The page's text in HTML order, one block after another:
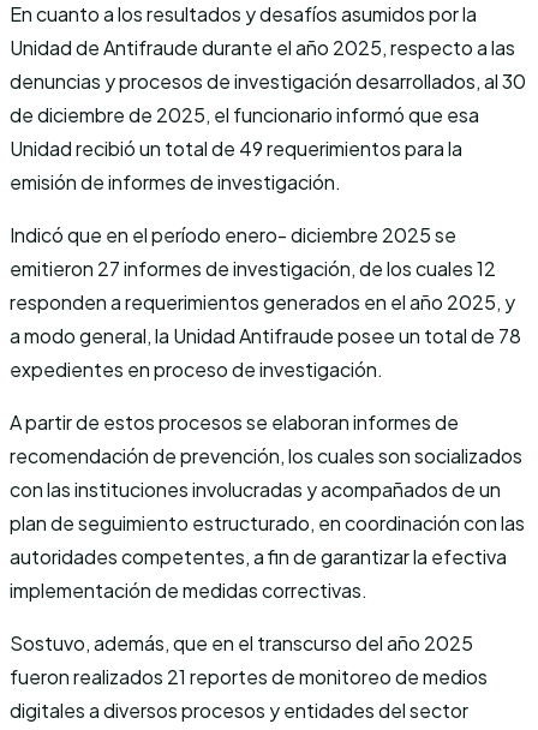
En cuanto a los resultados y desafíos asumidos por la
Unidad de Antifraude durante el año 2025, respecto a las
denuncias y procesos de investigación desarrollados, al 30
de diciembre de 2025, el funcionario informó que esa
Unidad recibió un total de 49 requerimientos para la
emisión de informes de investigación.
Indicó que en el período enero- diciembre 2025 se
emitieron 27 informes de investigación, de los cuales 12
responden a requerimientos generados en el año 2025, y
a modo general, la Unidad Antifraude posee un total de 78
expedientes en proceso de investigación.
A partir de estos procesos se elaboran informes de
recomendación de prevención, los cuales son socializados
con las instituciones involucradas y acompañados de un
plan de seguimiento estructurado, en coordinación con las
autoridades competentes, a fin de garantizar la efectiva
implementación de medidas correctivas.
Sostuvo, además, que en el transcurso del año 2025
fueron realizados 21 reportes de monitoreo de medios
digitales a diversos procesos y entidades del sector